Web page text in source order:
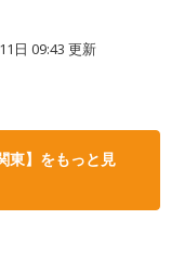
日 09:43 更新
東】をもっと見